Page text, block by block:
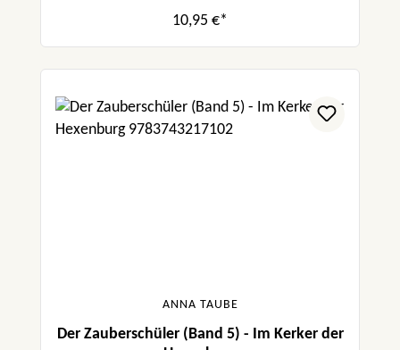
10,95 €*
ANNA TAUBE
Der Zauberschüler (Band 5) - Im Kerker der